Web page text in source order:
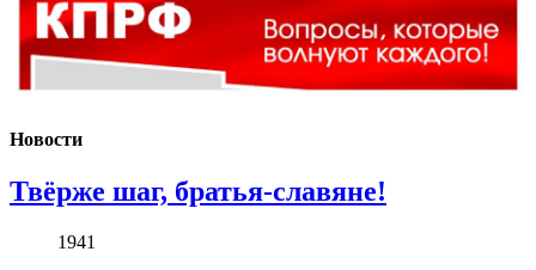
Новости
Твёрже шаг, братья-славяне!
1941